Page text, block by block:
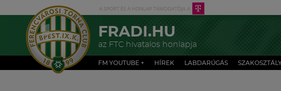
FRADI.HU
az FTC hivatalos honlapja
FM YOUTUBE + HÍREK LABDARÚGÁS